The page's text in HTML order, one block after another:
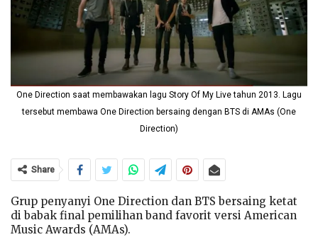
One Direction saat membawakan lagu Story Of My Live tahun 2013. Lagu
tersebut membawa One Direction bersaing dengan BTS di AMAs (One
Direction)
Share
Grup penyanyi One Direction dan BTS bersaing ketat
di babak final pemilihan band favorit versi American
Music Awards (AMAs).